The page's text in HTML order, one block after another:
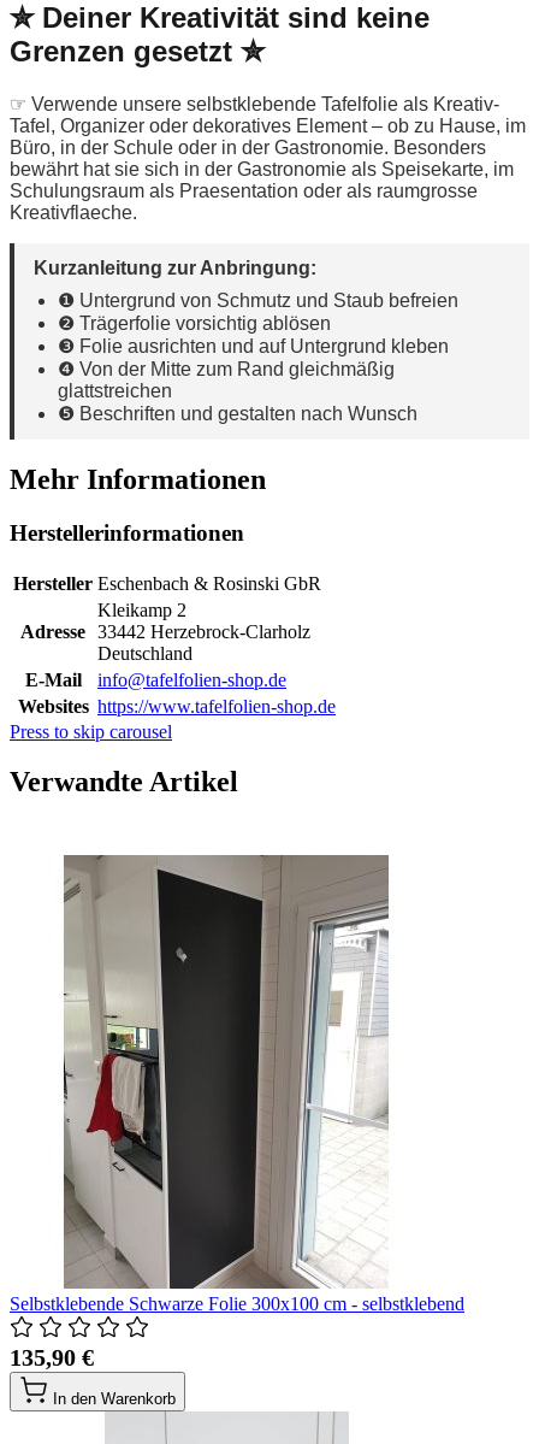
✮ Deiner Kreativität sind keine
Grenzen gesetzt ✮
☞ Verwende unsere selbstklebende Tafelfolie als Kreativ-
Tafel, Organizer oder dekoratives Element – ob zu Hause, im
Büro, in der Schule oder in der Gastronomie. Besonders
bewährt hat sie sich in der Gastronomie als Speisekarte, im
Schulungsraum als Praesentation oder als raumgrosse
Kreativflaeche.
Kurzanleitung zur Anbringung:
❶ Untergrund von Schmutz und Staub befreien
❷ Trägerfolie vorsichtig ablösen
❸ Folie ausrichten und auf Untergrund kleben
❹ Von der Mitte zum Rand gleichmäßig
glattstreichen
❺ Beschriften und gestalten nach Wunsch
Mehr Informationen
Herstellerinformationen
Hersteller Eschenbach & Rosinski GbR
Adresse
Kleikamp 2
33442 Herzebrock-Clarholz
Deutschland
E-Mail
info@tafelfolien-shop.de
Websites https://www.tafelfolien-shop.de
Press to skip carousel
Verwandte Artikel
Selbstklebende Schwarze Folie 300x100 cm - selbstklebend
135,90 €
In den Warenkorb